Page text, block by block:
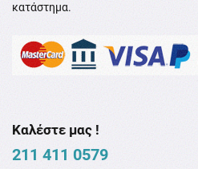
κατάστημα.
Καλέστε μας !
211 411 0579